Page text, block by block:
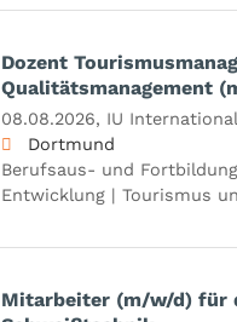
Dozent
Qualitätsmanagement
08.08.2026, IU
Dortmund
Berufsaus- und
Entwicklung | Tourismus
Mitarbeiter (m/w/d) für